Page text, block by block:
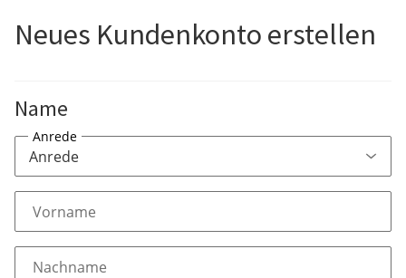
Neues Kundenkonto erstellen
Name
Anrede
Vorname
Nachname